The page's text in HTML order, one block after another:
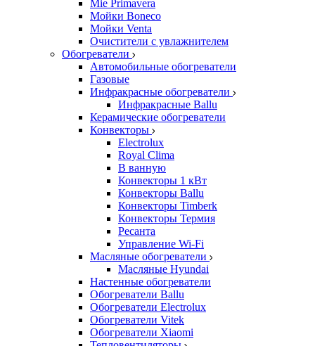
Mie Primavera
Мойки Boneco
Мойки Venta
Очистители с увлажнителем
Обогреватели
Автомобильные обогреватели
Газовые
Инфракрасные обогреватели
Инфракрасные Ballu
Керамические обогреватели
Конвекторы
Electrolux
Royal Clima
В ванную
Конвекторы 1 кВт
Конвекторы Ballu
Конвекторы Timberk
Конвекторы Термия
Ресанта
Управление Wi-Fi
Масляные обогреватели
Масляные Hyundai
Настенные обогреватели
Обогреватели Ballu
Обогреватели Electrolux
Обогреватели Vitek
Обогреватели Xiaomi